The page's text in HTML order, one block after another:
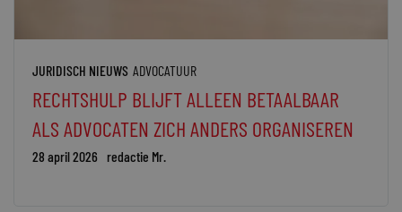
JURIDISCH NIEUWS ADVOCATUUR
RECHTSHULP BLIJFT ALLEEN BETAALBAAR
ALS ADVOCATEN ZICH ANDERS ORGANISEREN
28 april 2026 redactie Mr.